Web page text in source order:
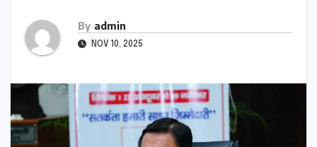
By admin
NOV 10, 2025